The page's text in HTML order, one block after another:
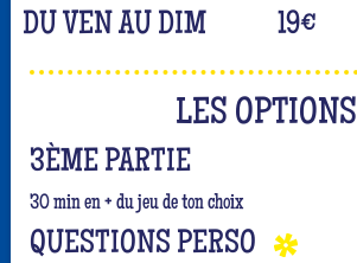
DU VEN AU DIM 19€
LES OPTIONS
3ÈME PARTIE
30 min en + du jeu de ton choix
QUESTIONS PERSO